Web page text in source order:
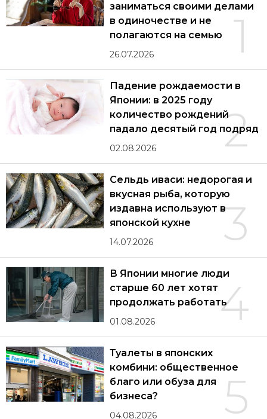
1
заниматься своими делами
в одиночестве и не
полагаются на семью
26.07.2026
2
Падение рождаемости в
Японии: в 2025 году
количество рождений
падало десятый год подряд
02.08.2026
3
Сельдь иваси: недорогая и
вкусная рыба, которую
издавна используют в
японской кухне
14.07.2026
4
В Японии многие люди
старше 60 лет хотят
продолжать работать
01.08.2026
5
Туалеты в японских
комбини: общественное
благо или обуза для
бизнеса?
04.08.2026